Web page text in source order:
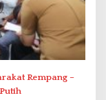
Rempang –